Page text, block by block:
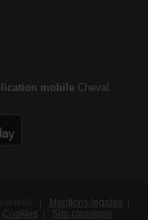
mobile Cheval
Mentions légales
Cookies Site classique